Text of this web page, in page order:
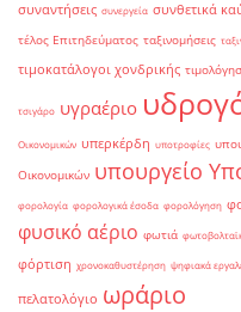
συναντήσεις συνεργεία συνθετικά
τέλος Επιτηδεύματος ταξινομήσεις
τιμοκατάλογοι χονδρικής
τσιγάρο υγραέριο
Οικονομικών υπερκέρδη υποτροφίες
Οικονομικών υπουργείο
φορολογία φορολογικά έσοδα φορολόγηση
φυσικό αέριο φωτιά
φόρτιση χρονοκαθυστέρηση ψηφιακά
πελατολόγιο ωράριο